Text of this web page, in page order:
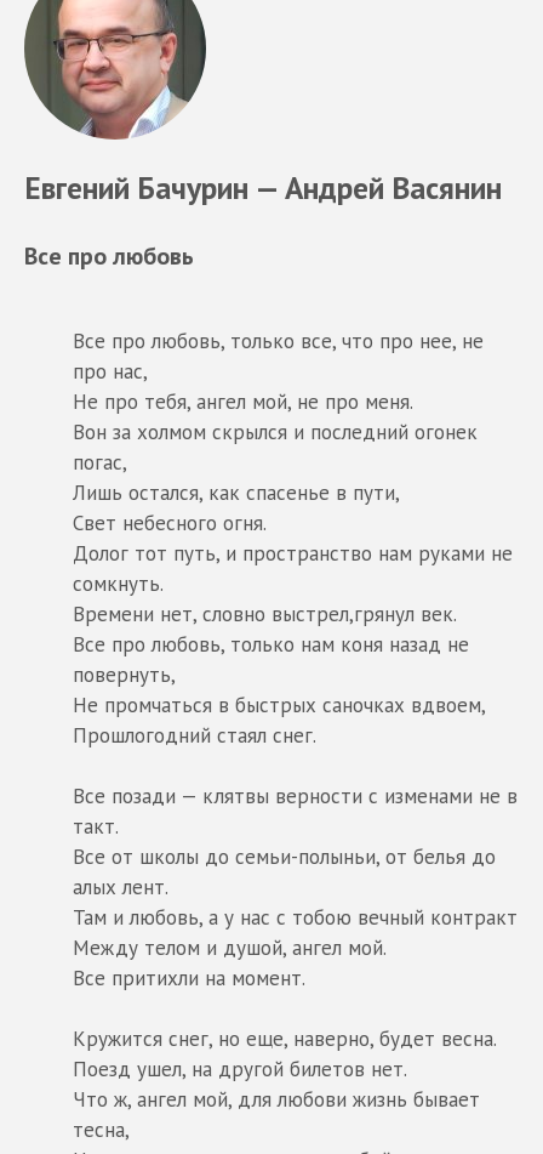
Евгений Бачурин — Андрей Васянин
Все про любовь
Все про любовь, только все, что про нее, не
про нас,
Не про тебя, ангел мой, не про меня.
Вон за холмом скрылся и последний огонек
погас,
Лишь остался, как спасенье в пути,
Свет небесного огня.
Долог тот путь, и пространство нам руками не
сомкнуть.
Времени нет, словно выстрел,грянул век.
Все про любовь, только нам коня назад не
повернуть,
Не промчаться в быстрых саночках вдвоем,
Прошлогодний стаял снег.
Все позади — клятвы верности с изменами не в
такт.
Все от школы до семьи-полыньи, от белья до
алых лент.
Там и любовь, а у нас с тобою вечный контракт
Между телом и душой, ангел мой.
Все притихли на момент.
Кружится снег, но еще, наверно, будет весна.
Поезд ушел, на другой билетов нет.
Что ж, ангел мой, для любови жизнь бывает
тесна,